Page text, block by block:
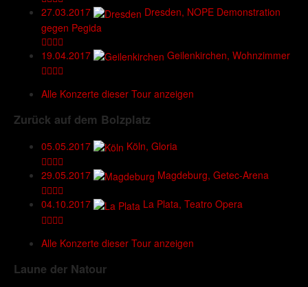
27.03.2017
Dresden, NOPE Demonstration
gegen Pegida
19.04.2017
Geilenkirchen, Wohnzimmer
Alle Konzerte dieser Tour anzeigen
Zurück auf dem Bolzplatz
05.05.2017 Köln, Gloria
29.05.2017 Magdeburg, Getec-Arena
04.10.2017 La Plata, Teatro Opera
Alle Konzerte dieser Tour anzeigen
Laune der Natour